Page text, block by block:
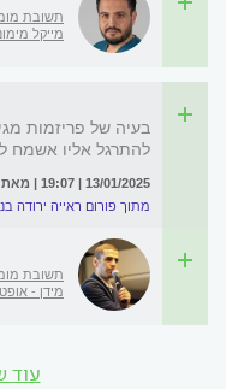
תשובת
מייקל
בעיה של פריזמות
להתרגל אליו אשמח
13/01/2025 | 19:07 | מאת: גולדי סייעת לצהרון בגן ילדים
מתוך פורום ראייה ירודה
תשובת
מידן -
עוד